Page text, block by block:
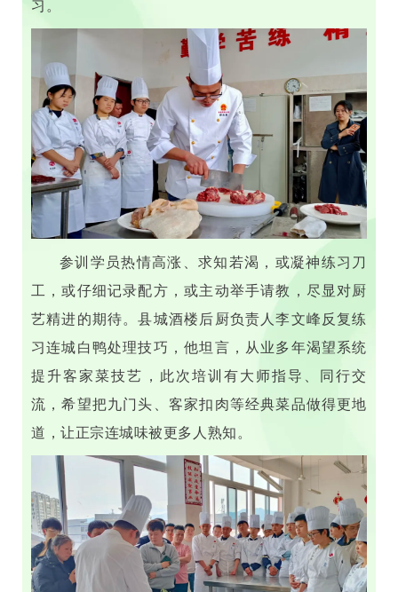
习。
参训学员热情高涨、求知若渴，或凝神练习刀
工，或仔细记录配方，或主动举手请教，尽显对厨
艺精进的期待。县城酒楼后厨负责人李文峰反复练
习连城白鸭处理技巧，他坦言，从业多年渴望系统
提升客家菜技艺，此次培训有大师指导、同行交
流，希望把九门头、客家扣肉等经典菜品做得更地
道，让正宗连城味被更多人熟知。